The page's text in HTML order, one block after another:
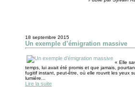
18 septembre 2015
Un exemple d’émigration massive
« Elle
temps, lui avait été promis et que jamais,
fugitif instant, peut-être, où elle rouvrit les yeux
lumière...
Lire la suite